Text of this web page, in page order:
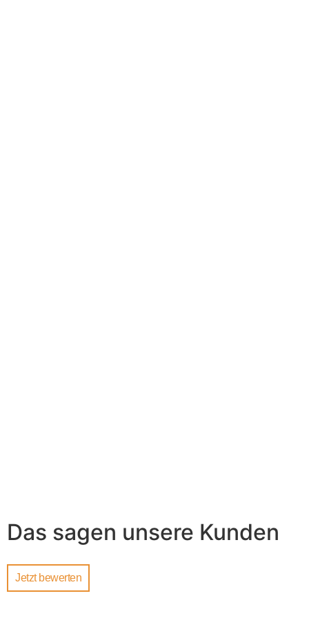
Das sagen unsere Kunden
Jetzt bewerten